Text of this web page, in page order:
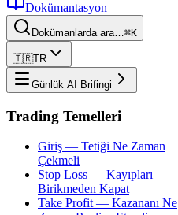
Dokümantasyon
Dokümanlarda ara…⌘K
🇹🇷TR
Günlük AI Brifingi
Trading Temelleri
Giriş — Tetiği Ne Zaman
Çekmeli
Stop Loss — Kayıpları
Birikmeden Kapat
Take Profit — Kazananı Ne